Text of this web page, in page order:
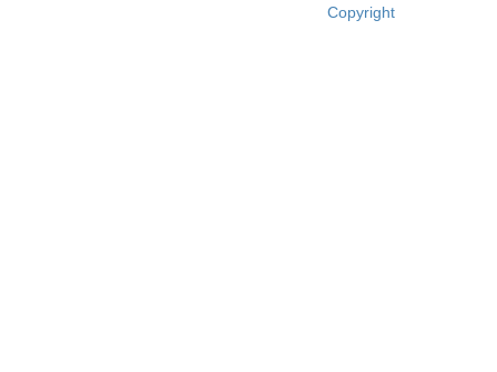
Copyright